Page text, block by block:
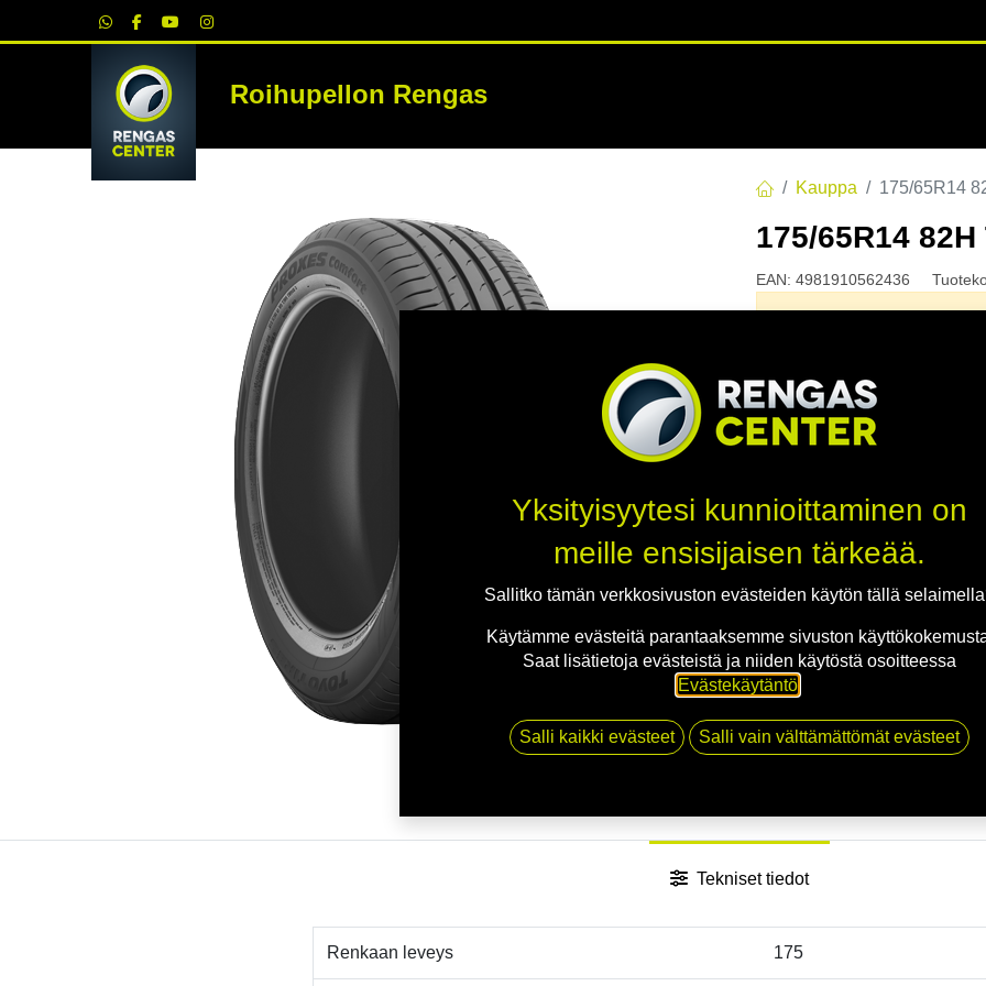
Roihupellon RengasRENKAAT
Kauppa 175/65R14
175/65R14 82H
EAN: 4981910562436
Jaa
Toimitusehdot
Tekniset tiedot
Renkaan leveys 175
Yksityisyytesi kunnioittaminen on
meille ensisijaisen tärkeää.
Sallitko tämän verkkosivuston evästeiden käytön tällä
Käytämme evästeitä parantaaksemme sivuston
Saat lisätietoja evästeistä ja niiden käytöstä osoitteessa
Evästekäytäntö.
Salli kaikki evästeet Salli vain välttämättömät evästeet